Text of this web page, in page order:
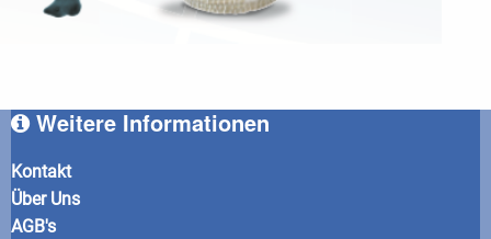
Weitere Informationen
Kontakt
Über Uns
AGB's